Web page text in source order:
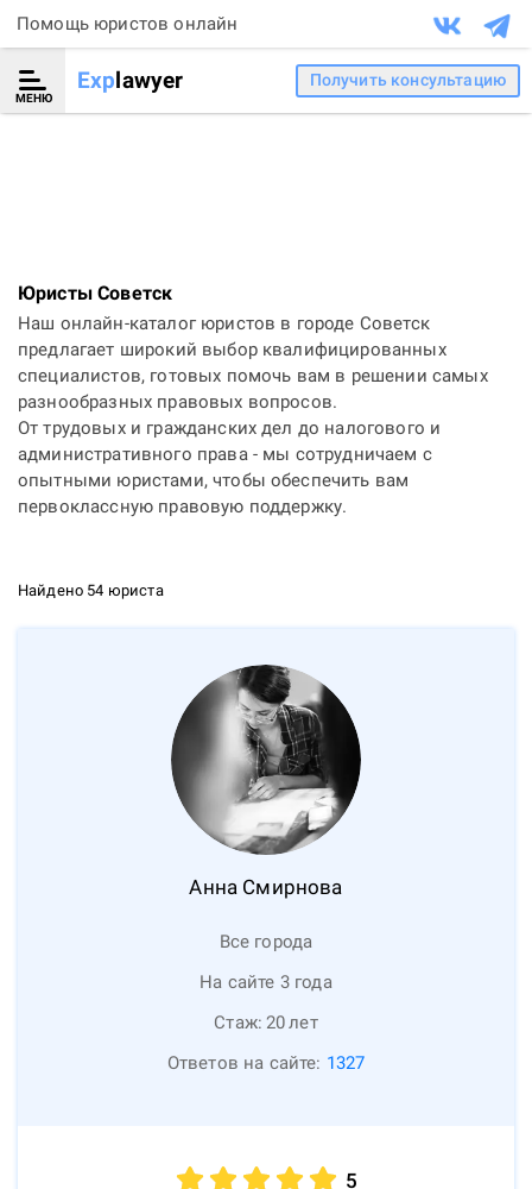
Помощь юристов онлайн
МЕНЮ
Explawyer Получить консультацию
Юристы Советск
Наш онлайн-каталог юристов в городе Советск
предлагает широкий выбор квалифицированных
специалистов, готовых помочь вам в решении самых
разнообразных правовых вопросов.
От трудовых и гражданских дел до налогового и
административного права - мы сотрудничаем с
опытными юристами, чтобы обеспечить вам
первоклассную правовую поддержку.
Найдено 54 юриста
Анна Смирнова
Все города
На сайте 3 года
Стаж: 20лет
Ответов на сайте: 1327
5